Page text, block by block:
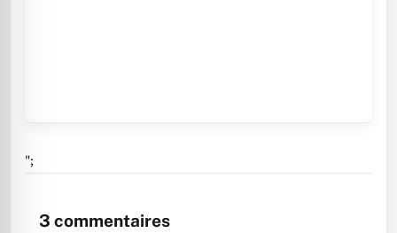
";
3 commentaires